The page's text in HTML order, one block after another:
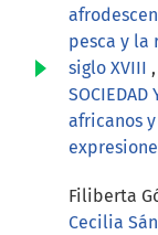
pesca y la
siglo XVIII ,
SOCIEDAD
africanos
Filiberta
Cecilia